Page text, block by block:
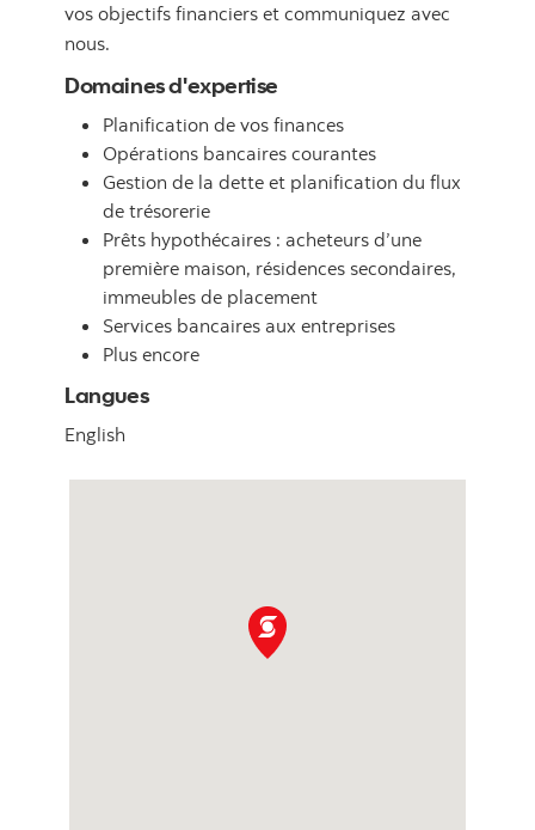
vos objectifs financiers et communiquez avec
nous.
Domaines d'expertise
Planification de vos finances
Opérations bancaires courantes
Gestion de la dette et planification du flux
de trésorerie
Prêts hypothécaires : acheteurs d’une
première maison, résidences secondaires,
immeubles de placement
Services bancaires aux entreprises
Plus encore
Langues
English